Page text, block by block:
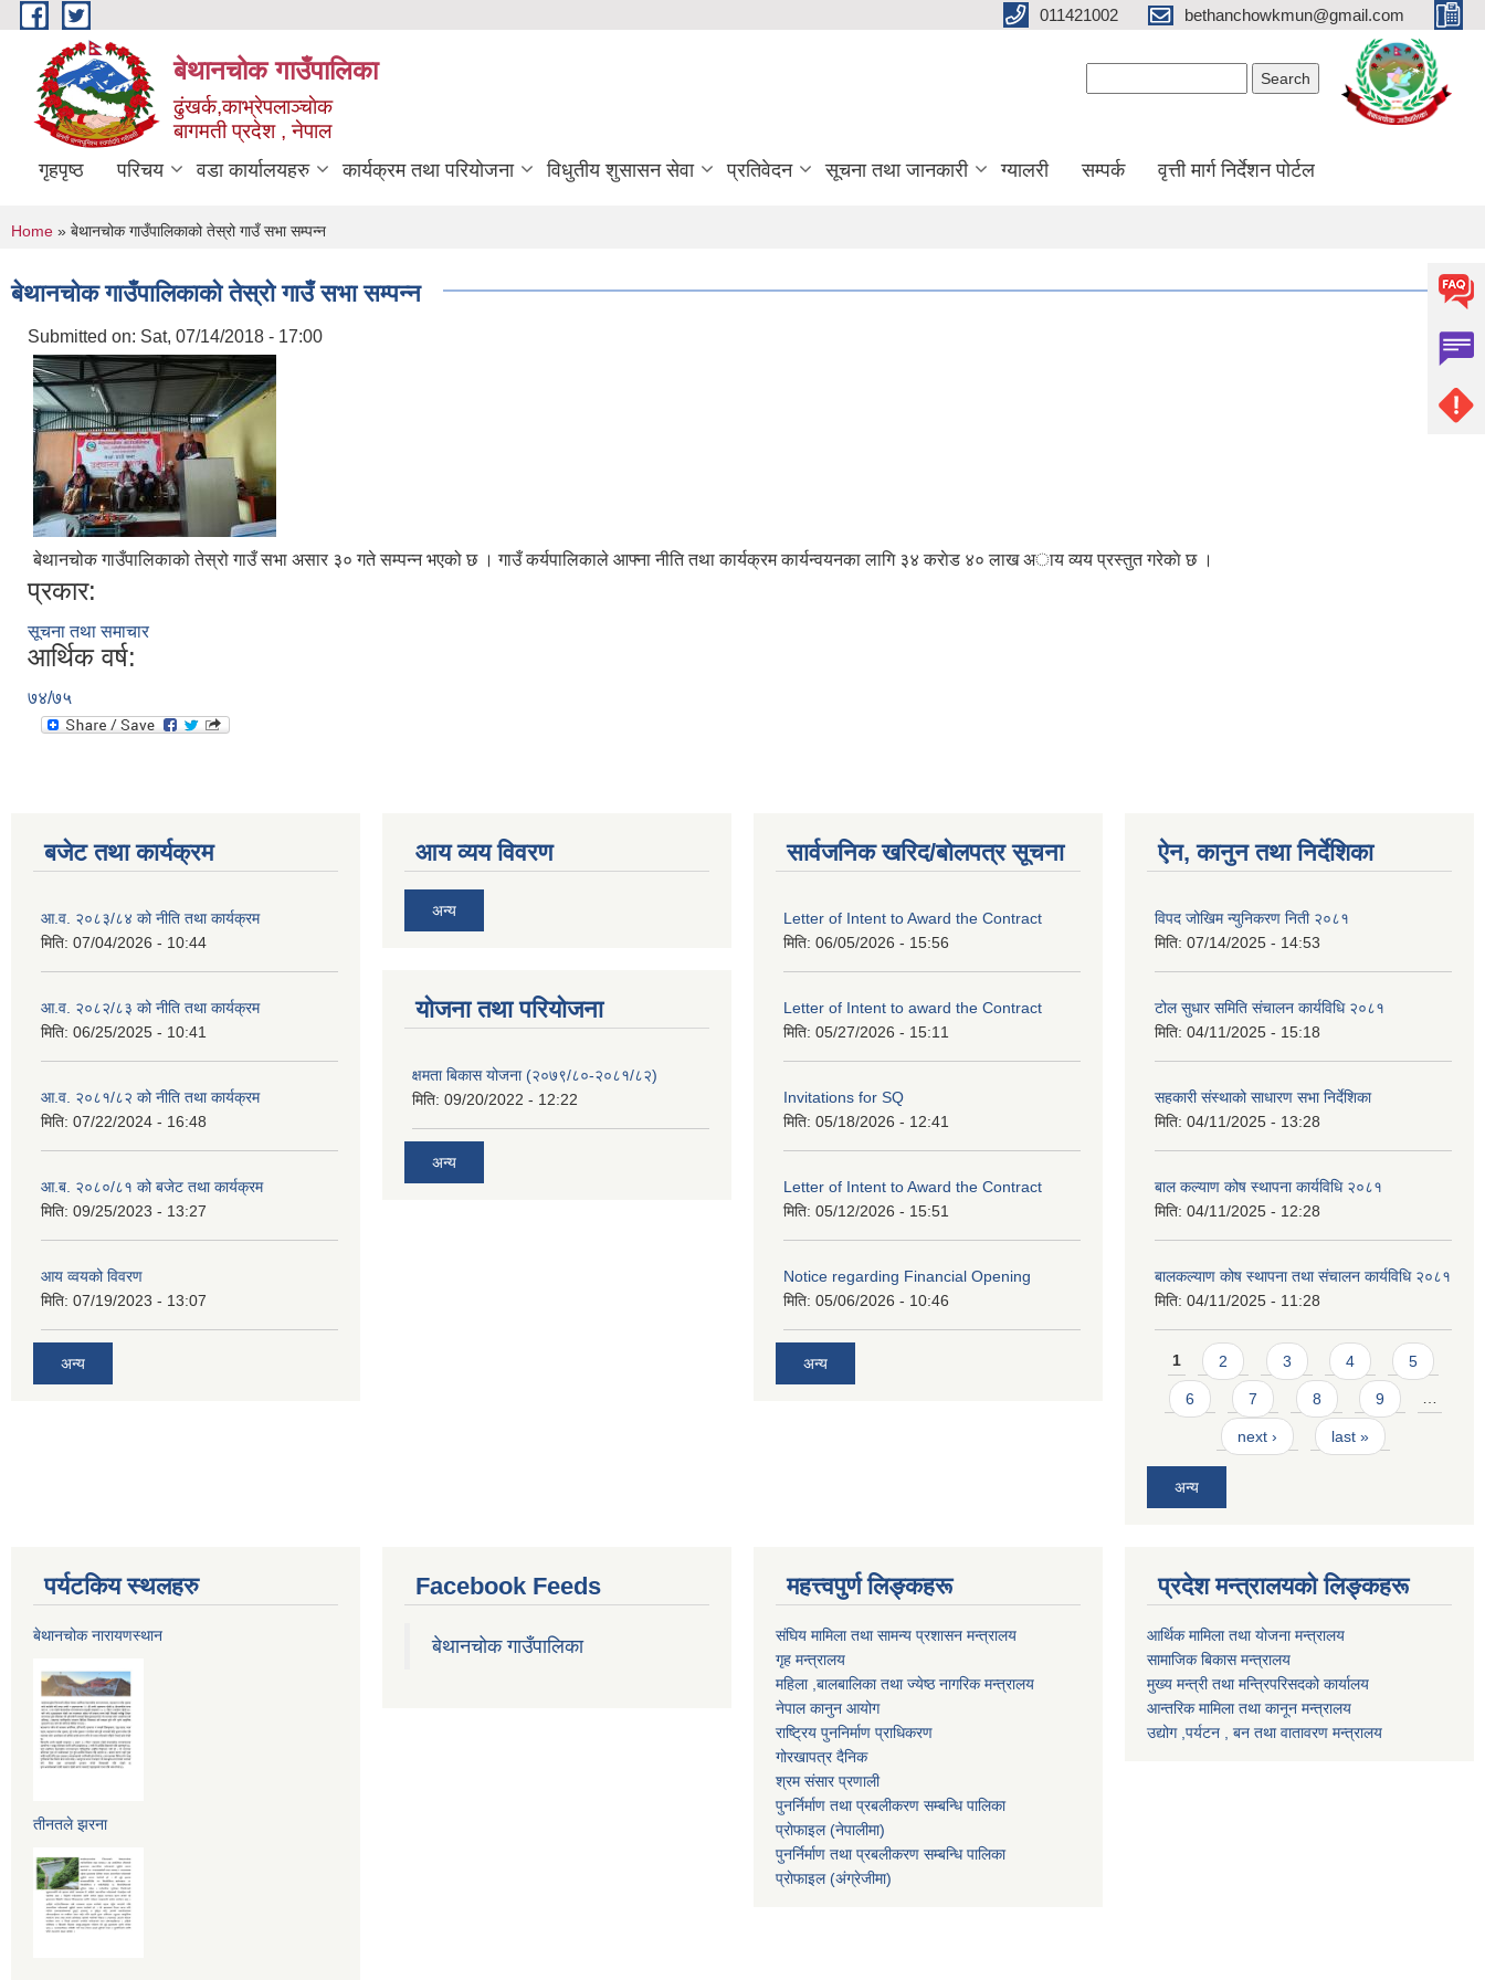
Skip to main content 011421002 bethanchowkmun@gmail.com
बेथानचोक गाउँपालिका
ढुंखर्क,काभ्रेपलाञ्चाेक
बागमती प्रदेश , नेपाल
गृहपृष्ठ परिचय वडा कार्यालयहरु कार्यक्रम तथा परियोजना विधुतीय शुसासन सेवा प्रतिवेदन सूचना तथा जानकारी ग्यालरी सम्पर्क वृत्ती मार्ग निर्देशन पोर्टल
You are here
Home » बेथानचोक गाउँपालिकाको तेस्रो गाउँ सभा सम्पन्न
बेथानचोक गाउँपालिकाको तेस्रो गाउँ सभा सम्पन्न
Submitted on: Sat, 07/14/2018 - 17:00
बेथानचोक गाउँपालिकाको तेस्रो गाउँ सभा असार ३० गते सम्पन्न भएको छ । गाउँ कर्यपालिकाले आफ्ना नीति तथा कार्यक्रम कार्यन्वयनका लागि ३४ कराेड ४० लाख अाय व्यय प्रस्तुत गरेकाे छ ।
प्रकार:
सूचना तथा समाचार
आर्थिक वर्ष:
७४/७५
बजेट तथा कार्यक्रम
आ.व. २०८३/८४ को नीति तथा कार्यक्रम
मिति: 07/04/2026 - 10:44
आ.व. २०८२/८३ को नीति तथा कार्यक्रम
मिति: 06/25/2025 - 10:41
आ.व. २०८१/८२ को नीति तथा कार्यक्रम
मिति: 07/22/2024 - 16:48
आ.ब. २०८०/८१ को बजेट तथा कार्यक्रम
मिति: 09/25/2023 - 13:27
आय व्वयको विवरण
मिति: 07/19/2023 - 13:07
अन्य
आय व्यय विवरण
अन्य
याेजना तथा परियाेजना
क्षमता बिकास योजना (२०७९/८०-२०८१/८२)
मिति: 09/20/2022 - 12:22
अन्य
सार्वजनिक खरिद/बोलपत्र सूचना
Letter of Intent to Award the Contract
मिति: 06/05/2026 - 15:56
Letter of Intent to award the Contract
मिति: 05/27/2026 - 15:11
Invitations for SQ
मिति: 05/18/2026 - 12:41
Letter of Intent to Award the Contract
मिति: 05/12/2026 - 15:51
Notice regarding Financial Opening
मिति: 05/06/2026 - 10:46
अन्य
ऐन, कानुन तथा निर्देशिका
विपद जोखिम न्युनिकरण निती २०८१
मिति: 07/14/2025 - 14:53
टोल सुधार समिति संचालन कार्यविधि २०८१
मिति: 04/11/2025 - 15:18
सहकारी संस्थाको साधारण सभा निर्देशिका
मिति: 04/11/2025 - 13:28
बाल कल्याण कोष स्थापना कार्यविधि २०८१
मिति: 04/11/2025 - 12:28
बालकल्याण कोष स्थापना तथा संचालन कार्यविधि २०८१
मिति: 04/11/2025 - 11:28
Pages
1 2 3 4 5
6 7 8 9 …
next › last »
अन्य
पर्यटकिय स्थलहरु
बेथानचोक नारायणस्थान
तीनतले झरना
Facebook Feeds
बेथानचोक गाउँपालिका
महत्त्वपुर्ण लिङ्कहरू
संघिय मामिला तथा सामन्य प्रशासन मन्त्रालय
गृह मन्त्रालय
महिला ,बालबालिका तथा ज्येष्ठ नागरिक मन्त्रालय
नेपाल कानुन आयोग
राष्ट्रिय पुननिर्माण प्राधिकरण
गोरखापत्र दैनिक
श्रम संसार प्रणाली
पुनर्निर्माण तथा प्रबलीकरण सम्बन्धि पालिका
प्राेफाइल (नेपालीमा)
पुनर्निर्माण तथा प्रबलीकरण सम्बन्धि पालिका
प्राेफाइल(अंग्रेजीमा)
प्रदेश मन्त्रालयको लिङ्कहरू
आर्थिक मामिला तथा योजना मन्त्रालय
सामाजिक बिकास मन्त्रालय
मुख्य मन्त्री तथा मन्त्रिपरिसदको कार्यालय
आन्तरिक मामिला तथा कानून मन्त्रालय
उद्योग ,पर्यटन , बन तथा वातावरण मन्त्रालय